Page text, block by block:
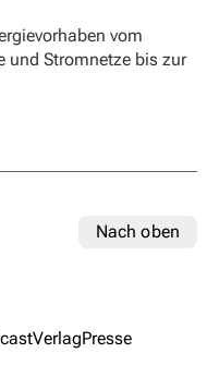
vom
und Stromnetze bis zur
Nach oben
VerlagPresse